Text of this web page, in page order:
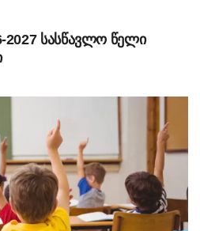
2027 სასწავლო წელი